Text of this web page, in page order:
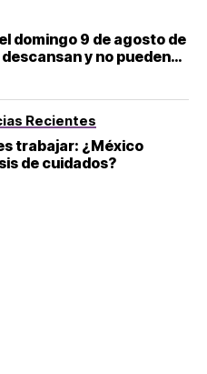
domingo 9 de agosto de
y no pueden
Estado de México; estos
Recientes
trabajar: ¿México
de cuidados?